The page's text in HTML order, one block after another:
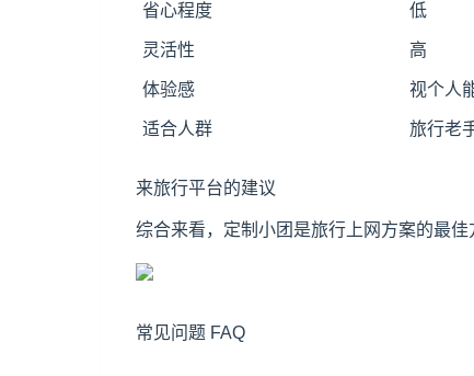
省心程度 低
灵活性 高
体验感 视个人
适合人群 旅行老
来旅行平台的建议
综合来看，定制小团是旅行上网方案的最
常见问题 FAQ